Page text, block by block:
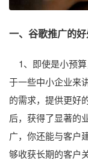
一、谷歌推广的
1、即使是小预
于一些中小企业来
的需求，提供更好
后，获得了显著的
广，你还能与客户
够收获长期的客户